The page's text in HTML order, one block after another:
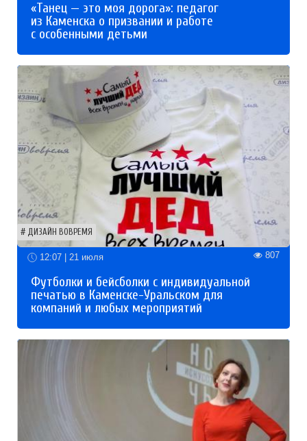
«Танец — это моя дорога»: педагог
из Каменска о призвании и работе
с особенными детьми
ДИЗАЙН ВОВРЕМЯ
12:07 | 21 июля 807
Футболки и бейсболки с индивидуальной
печатью в Каменске-Уральском для
компаний и любых мероприятий